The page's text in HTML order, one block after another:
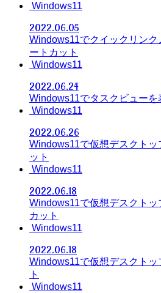
Windows11
2022.06.05
Windows11でクイックリンク
ートカット
Windows11
2022.06.24
Windows11でタスクビューを
Windows11
2022.06.26
Windows11で仮想デスクト
ット
Windows11
2022.06.18
Windows11で仮想デスクトッ
カット
Windows11
2022.06.18
Windows11で仮想デスクト
ト
Windows11